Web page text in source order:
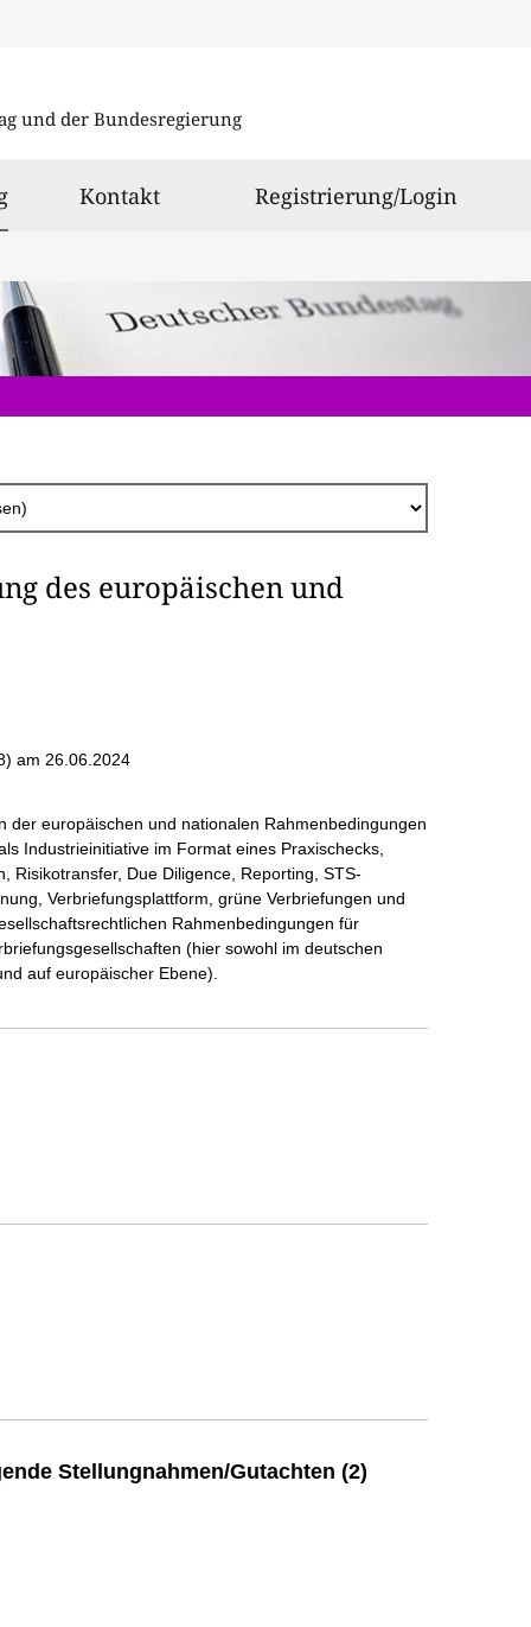
und der Bundesregierung
ausgewählt
Kontakt Registrierung/Login
des europäischen und
am 26.06.2024
der europäischen und nationalen Rahmenbedingungen
Industrieinitiative im Format eines Praxischecks,
Risikotransfer, Due Diligence, Reporting, STS-
Verbriefungsplattform, grüne Verbriefungen und
Rahmenbedingungen für
(hier sowohl im deutschen
auf europäischer Ebene).
Stellungnahmen/Gutachten (2)